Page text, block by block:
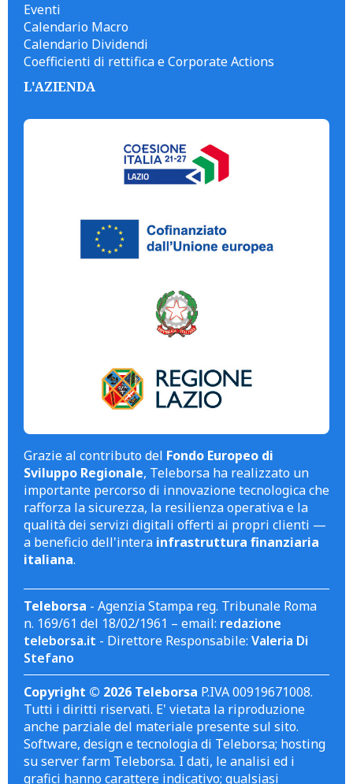
Eventi
Calendario Macro
Calendario Dividendi
Coefficienti di rettifica e Corporate Actions
L'AZIENDA
Grazie al contributo del Fondo Europeo di
Sviluppo Regionale, Teleborsa ha realizzato un
importante percorso di innovazione tecnologica che
rafforza la sicurezza, la resilienza operativa e la
qualità dei servizi digitali offerti ai propri clienti —
a beneficio dell'intera infrastruttura finanziaria
italiana.
Teleborsa - Agenzia Stampa reg. Tribunale Roma
n. 169/61 del 18/02/1961 – email: redazione
teleborsa.it - Direttore Responsabile: Valeria Di
Stefano
Copyright © 2026 Teleborsa P.IVA 00919671008.
Tutti i diritti riservati. E' vietata la riproduzione
anche parziale del materiale presente sul sito.
Software, design e tecnologia di Teleborsa; hosting
su server farm Teleborsa. I dati, le analisi ed i
grafici hanno carattere indicativo; qualsiasi